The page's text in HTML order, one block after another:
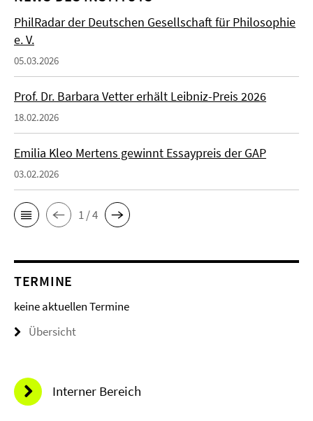
PhilRadar der Deutschen Gesellschaft für Philosophie
e. V.
05.03.2026
Prof. Dr. Barbara Vetter erhält Leibniz-Preis 2026
18.02.2026
Emilia Kleo Mertens gewinnt Essaypreis der GAP
03.02.2026
1 / 4
TERMINE
keine aktuellen Termine
Übersicht
Interner Bereich